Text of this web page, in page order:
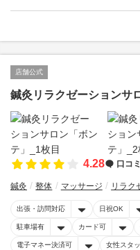
店舗公式
鍼灸リラクゼーションサ
4.28 口コミ
鍼灸 整体 マッサージ リラク
出張・訪問対応 日祝OK
駐車場有 カード可
電子マネー決済可 女性スタ